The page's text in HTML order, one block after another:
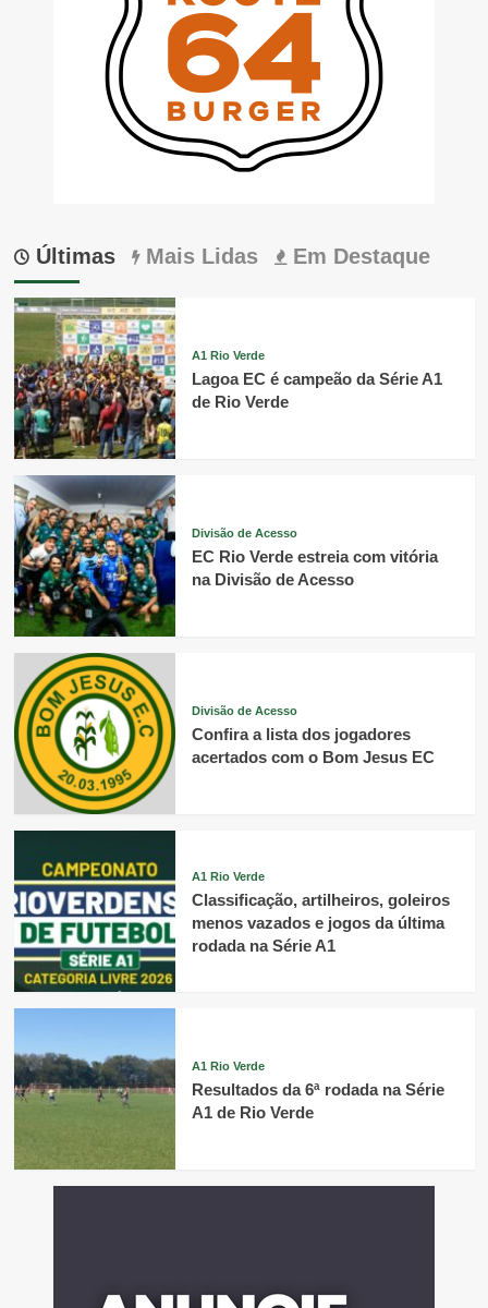
Últimas Mais Lidas Em Destaque
A1 Rio Verde
Lagoa EC é campeão da Série A1
de Rio Verde
Divisão de Acesso
EC Rio Verde estreia com vitória
na Divisão de Acesso
Divisão de Acesso
Confira a lista dos jogadores
acertados com o Bom Jesus EC
A1 Rio Verde
Classificação, artilheiros, goleiros
menos vazados e jogos da última
rodada na Série A1
A1 Rio Verde
Resultados da 6ª rodada na Série
A1 de Rio Verde